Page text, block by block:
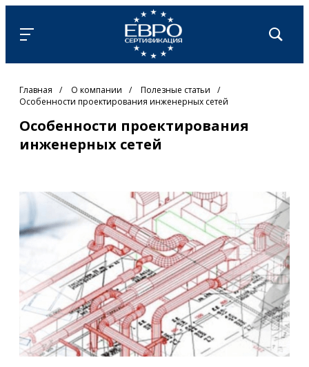
Главная / О компании / Полезные статьи
/
Особенности проектирования инженерных сетей
Особенности проектирования
инженерных сетей